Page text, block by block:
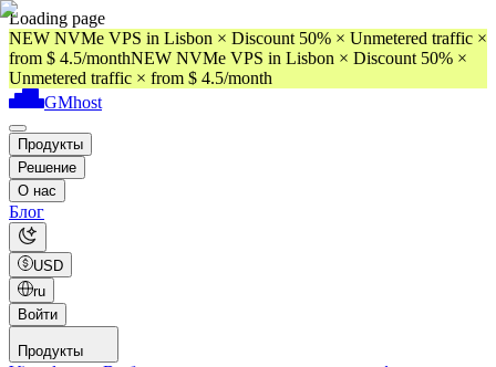
Loading page
NEW NVMe VPS in Lisbon × Discount 50% × Unmetered traffic ×
from $ 4.5/monthNEW NVMe VPS in Lisbon × Discount 50% ×
Unmetered traffic × from $ 4.5/month
GMhost
Продукты
Решение
О нас
Блог
USD
ru
Войти
Продукты